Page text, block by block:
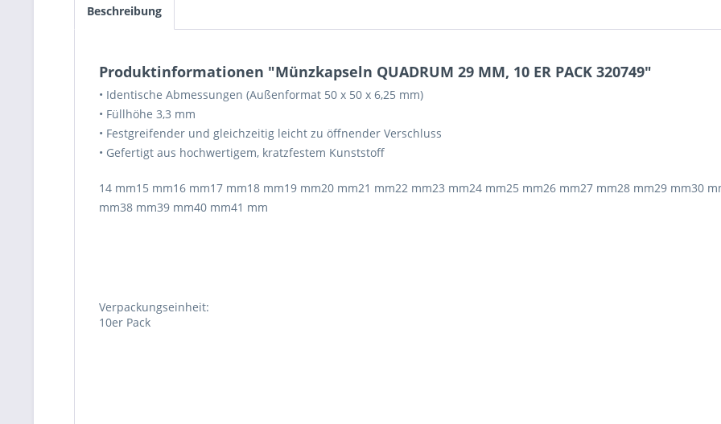
Beschreibung
Produktinformationen "Münzkapseln QUADRUM 29 MM, 10 ER PACK 320749"
• Identische Abmessungen (Außenformat 50 x 50 x 6,25 mm)
• Füllhöhe 3,3 mm
• Festgreifender und gleichzeitig leicht zu öffnender Verschluss
• Gefertigt aus hochwertigem, kratzfestem Kunststoff
14 mm15 mm16 mm17 mm18 mm19 mm20 mm21 mm22 mm23 mm24 mm25 mm26 mm27 mm28 mm29 mm30
mm38 mm39 mm40 mm41 mm
Verpackungseinheit:
10er Pack